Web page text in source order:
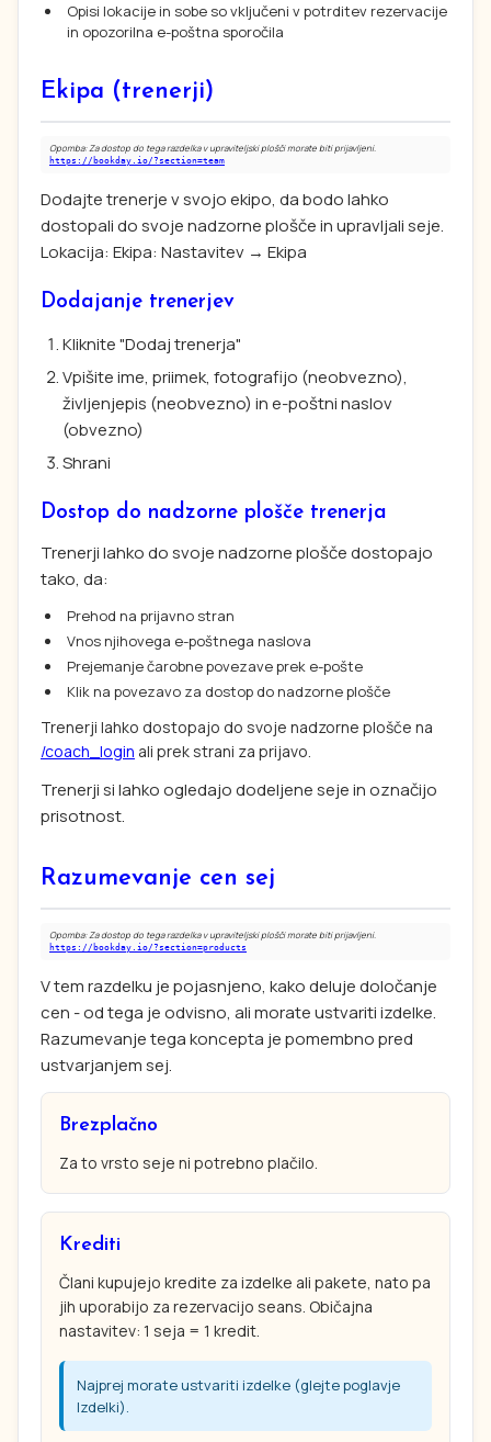
Opisi lokacije in sobe so vključeni v potrditev rezervacije
in opozorilna e-poštna sporočila
Ekipa (trenerji)
Opomba: Za dostop do tega razdelka v upraviteljski plošči morate biti prijavljeni.
https://bookday.io/?section=team
Dodajte trenerje v svojo ekipo, da bodo lahko
dostopali do svoje nadzorne plošče in upravljali seje.
Lokacija: Ekipa: Nastavitev → Ekipa
Dodajanje trenerjev
Kliknite "Dodaj trenerja"
Vpišite ime, priimek, fotografijo (neobvezno),
življenjepis (neobvezno) in e-poštni naslov
(obvezno)
Shrani
Dostop do nadzorne plošče trenerja
Trenerji lahko do svoje nadzorne plošče dostopajo
tako, da:
Prehod na prijavno stran
Vnos njihovega e-poštnega naslova
Prejemanje čarobne povezave prek e-pošte
Klik na povezavo za dostop do nadzorne plošče
Trenerji lahko dostopajo do svoje nadzorne plošče na
/coach_login ali prek strani za prijavo.
Trenerji si lahko ogledajo dodeljene seje in označijo
prisotnost.
Razumevanje cen sej
Opomba: Za dostop do tega razdelka v upraviteljski plošči morate biti prijavljeni.
https://bookday.io/?section=products
V tem razdelku je pojasnjeno, kako deluje določanje
cen - od tega je odvisno, ali morate ustvariti izdelke.
Razumevanje tega koncepta je pomembno pred
ustvarjanjem sej.
Brezplačno
Za to vrsto seje ni potrebno plačilo.
Krediti
Člani kupujejo kredite za izdelke ali pakete, nato pa
jih uporabijo za rezervacijo seans. Običajna
nastavitev: 1 seja = 1 kredit.
Najprej morate ustvariti izdelke (glejte poglavje
Izdelki).